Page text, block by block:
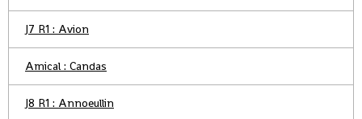
J7 R1 : Avion
Amical : Candas
J8 R1 : Annoeullin